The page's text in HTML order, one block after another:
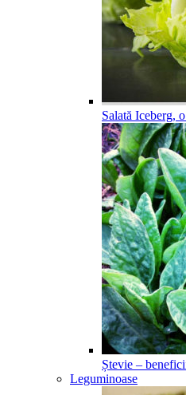
Salată Iceberg,
Ștevie –
Leguminoase